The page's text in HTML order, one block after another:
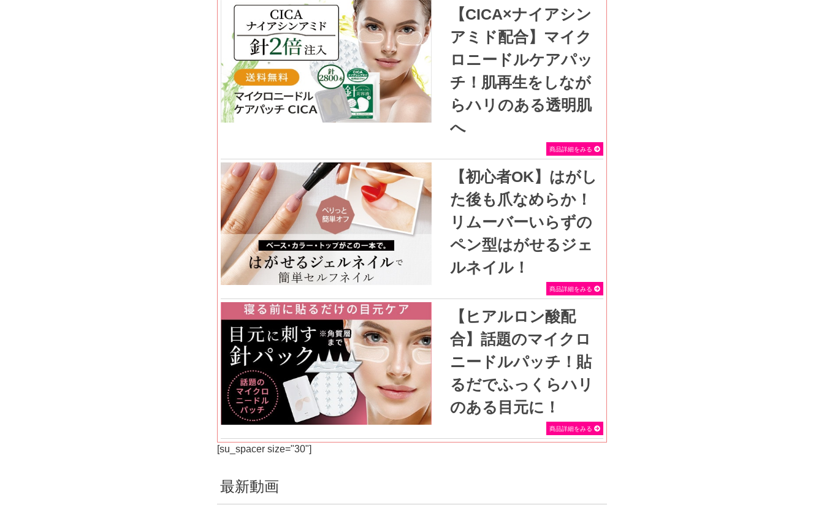
【CICA×ナイアシン
アミド配合】マイク
ロニードルケアパッ
チ！肌再生をしなが
らハリのある透明肌
へ
SEVEN BEAUTY
商品詳細をみる
【初心者OK】はがし
た後も爪なめらか！
リムーバーいらずの
ペン型はがせるジェ
ルネイル！
SEVEN BEAUTY
商品詳細をみる
【ヒアルロン酸配
合】話題のマイクロ
ニードルパッチ！貼
るだでふっくらハリ
のある目元に！
SEVEN BEAUTY
商品詳細をみる
[su_spacer size="30"]
最新動画